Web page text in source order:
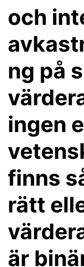
och
ng på
ingen
finns
rätt
är